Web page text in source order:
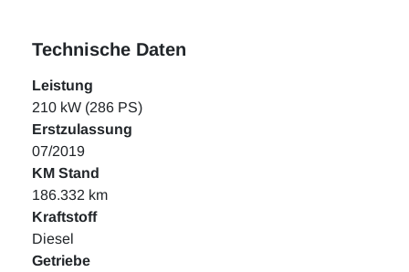
Technische Daten
Leistung
210 kW (286 PS)
Erstzulassung
07/2019
KM Stand
186.332 km
Kraftstoff
Diesel
Getriebe